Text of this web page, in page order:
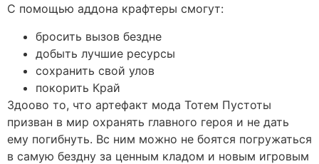
С помощью аддона крафтеры смогут:
бросить вызов бездне
добыть лучшие ресурсы
сохранить свой улов
покорить Край
Здоово то, что артефакт мода Тотем Пустоты
призван в мир охранять главного героя и не дать
ему погибнуть. Вс ним можно не боятся погружаться
в самую бездну за ценным кладом и новым игровым